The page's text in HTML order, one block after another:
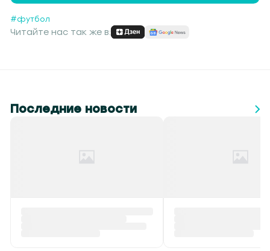
#футбол
Читайте нас так же в:
Последние новости